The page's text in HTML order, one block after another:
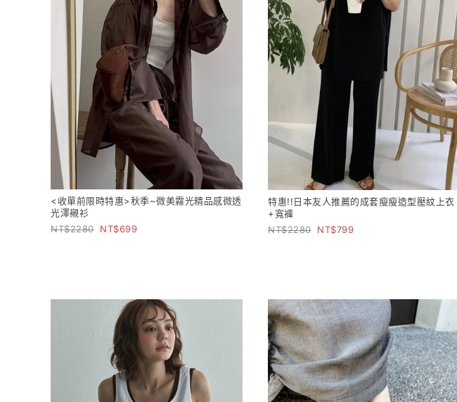
<收單前限時特惠>秋季~微美霧光精品感微透
光澤襯衫
2280
699
特惠!!日本友人推薦的成套瘦瘦造型壓紋上衣
+寬褲
2280
799